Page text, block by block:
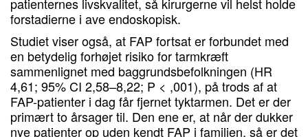
forstadierne i ave endoskopisk.
Studiet viser også, at FAP fortsat er forbundet med
en betydelig forhøjet risiko for tarmkræft
sammenlignet med baggrundsbefolkningen (HR
4,61; 95% CI 2,58–8,22; P < ,001), på trods af at
FAP-patienter i dag får fjernet tyktarmen. Det er der
primært to årsager til. Den ene er, at når der dukker
nye patienter op uden kendt FAP i familien, så er det